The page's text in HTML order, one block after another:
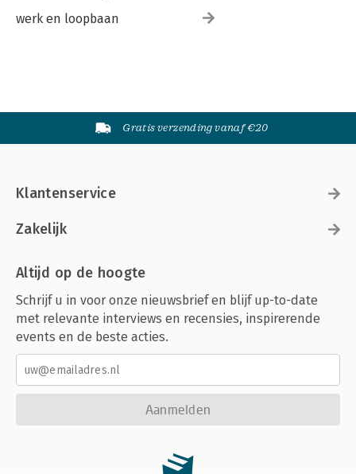
werk en loopbaan
Gratis verzending vanaf €20
Klantenservice
Zakelijk
Altijd op de hoogte
Schrijf u in voor onze nieuwsbrief en blijf up-to-date
met relevante interviews en recensies, inspirerende
events en de beste acties.
Aanmelden